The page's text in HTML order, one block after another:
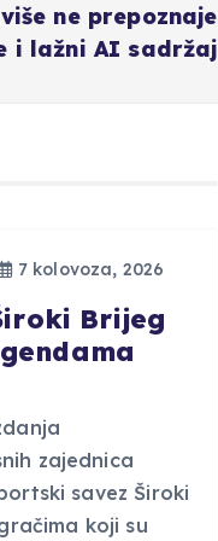
ne prepoznaje
i lažni AI sadržaj
7 kolovoza, 2026
Brijeg
zajednica
savez Široki
koji su